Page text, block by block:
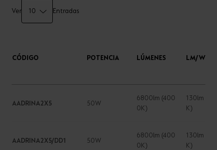
Ver Entradas
CÓDIGO POTENCIA LÚMENES LM/W
AADRINA2X5 50W
6800lm (400
0K)
130lm
K)
AADRINA2X5/DD1 50W
6800lm (400
0K)
130lm
K)